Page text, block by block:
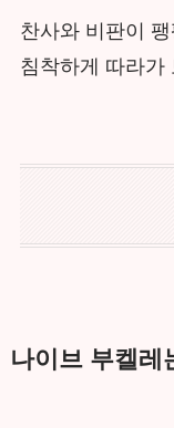
찬사와 비판이
침착하게 따라가
나이브 부켈레